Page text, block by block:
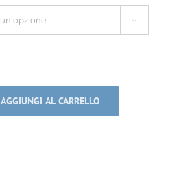

AGGIUNGI AL CARRELLO